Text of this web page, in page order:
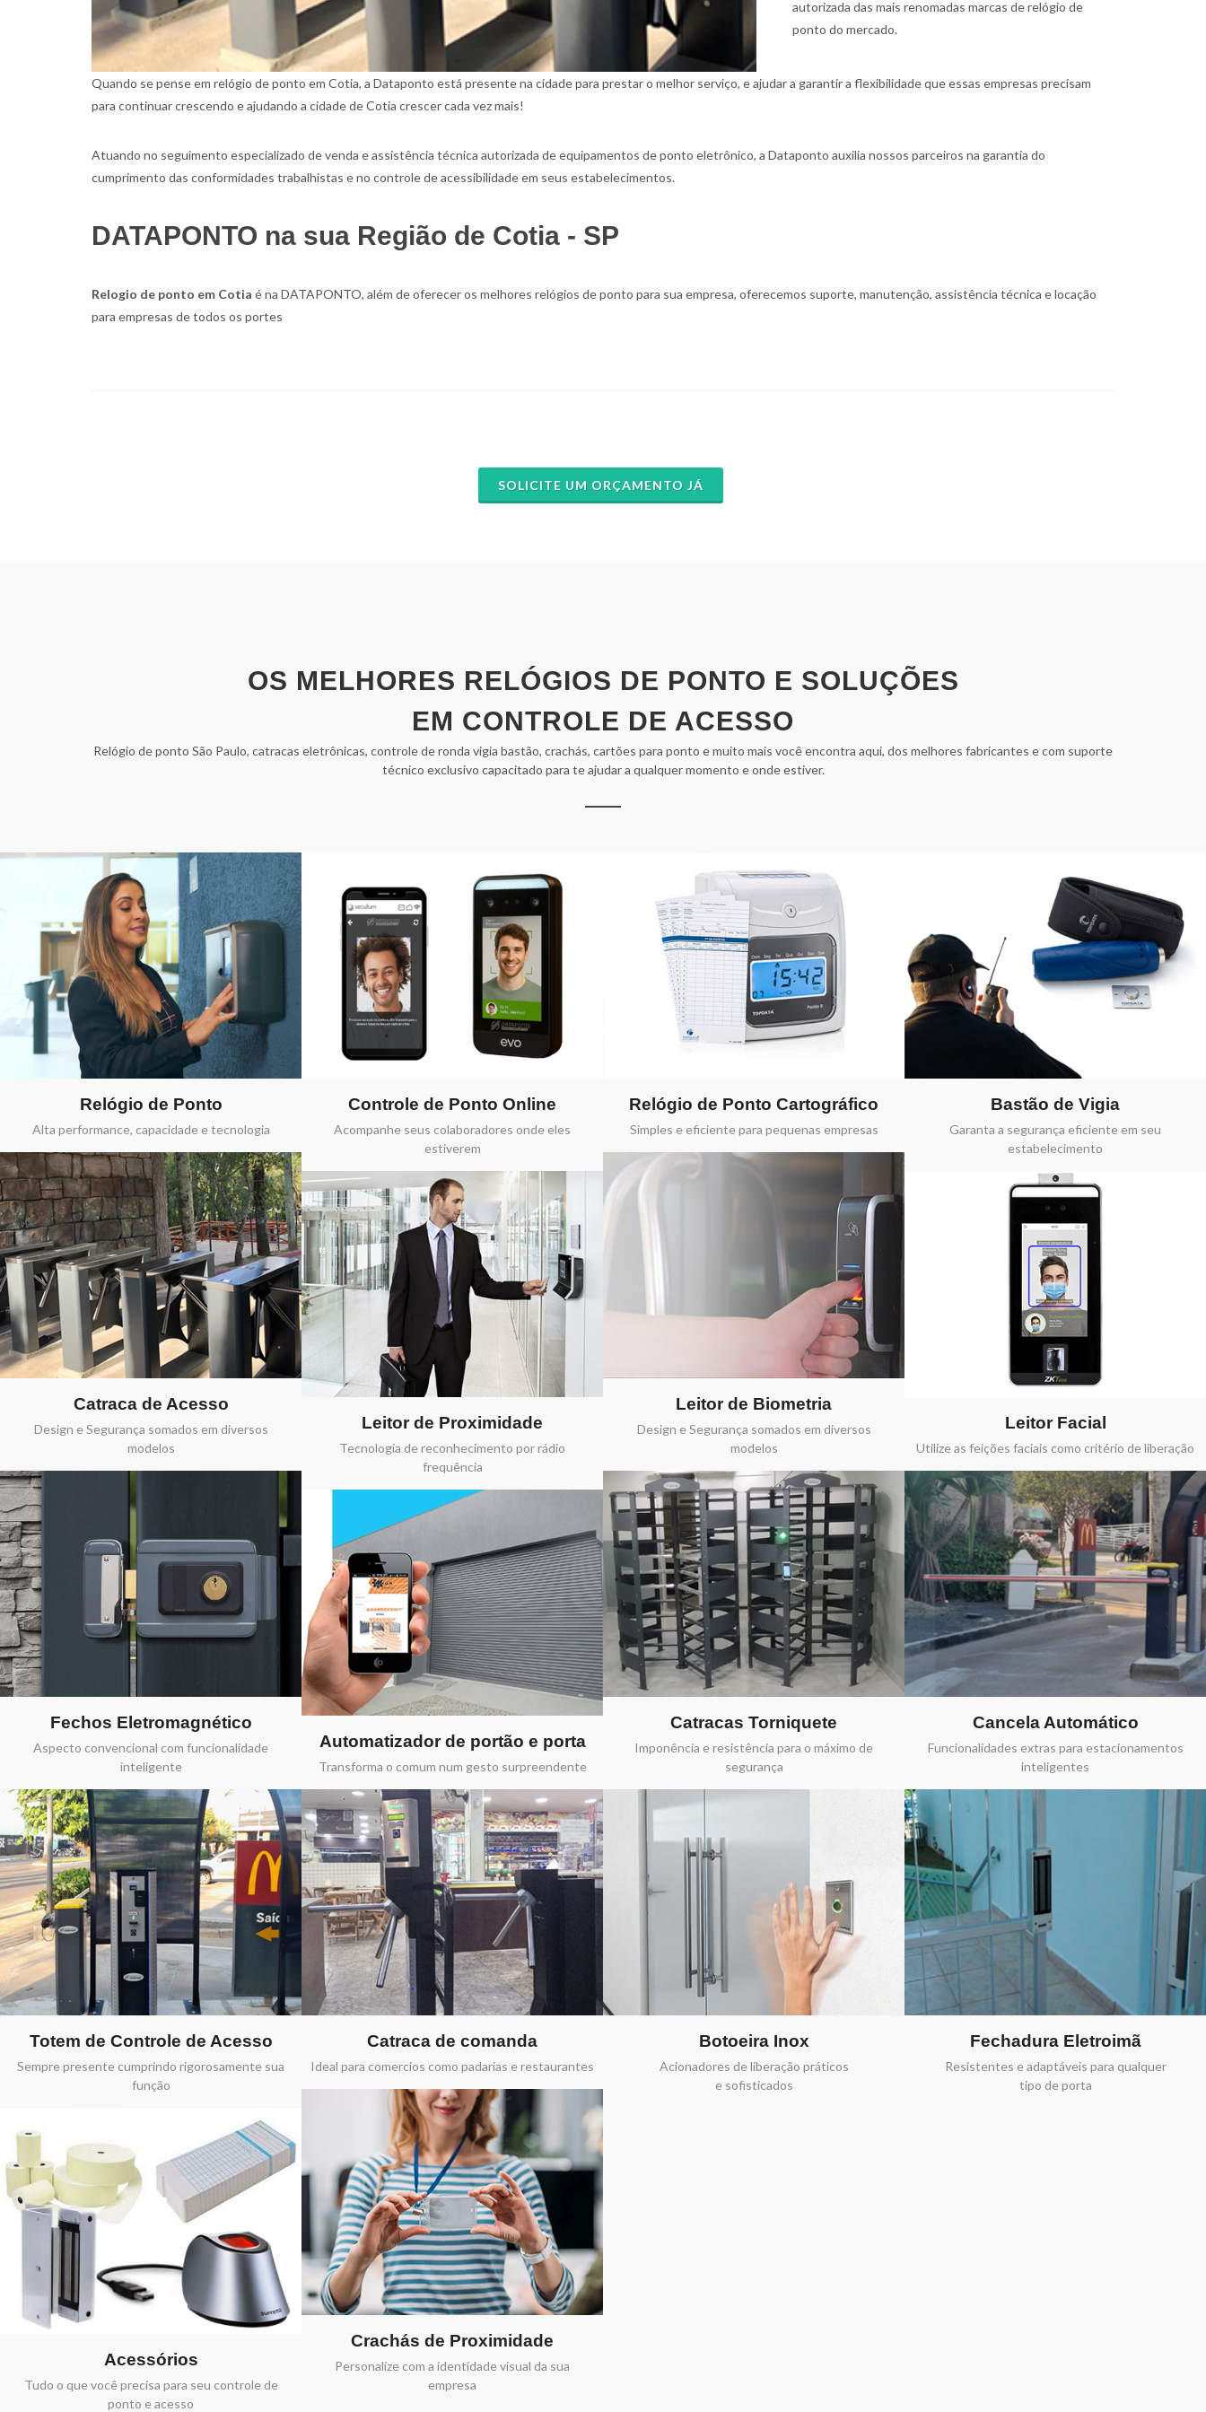
autorizada das mais renomadas marcas de relógio de
ponto do mercado.
Quando se pense em relógio de ponto em Cotia, a Dataponto está presente na cidade para prestar o melhor serviço, e ajudar a garantir a flexibilidade que essas empresas precisam
para continuar crescendo e ajudando a cidade de Cotia crescer cada vez mais!
Atuando no seguimento especializado de venda e assistência técnica autorizada de equipamentos de ponto eletrônico, a Dataponto auxilia nossos parceiros na garantia do
cumprimento das conformidades trabalhistas e no controle de acessibilidade em seus estabelecimentos.
DATAPONTO na sua Região de Cotia - SP
Relogio de ponto em Cotia é na DATAPONTO, além de oferecer os melhores relógios de ponto para sua empresa, oferecemos suporte, manutenção, assistência técnica e locação
para empresas de todos os portes
SOLICITE UM ORÇAMENTO JÁ
OS MELHORES RELÓGIOS DE PONTO E SOLUÇÕES
EM CONTROLE DE ACESSO
Relógio de ponto São Paulo, catracas eletrônicas, controle de ronda vigia bastão, crachás, cartões para ponto e muito mais você encontra aqui, dos melhores fabricantes e com suporte
técnico exclusivo capacitado para te ajudar a qualquer momento e onde estiver.
Relógio de Ponto
Alta performance, capacidade e tecnologia
Controle de Ponto Online
Acompanhe seus colaboradores onde eles
estiverem
Relógio de Ponto Cartográfico
Simples e eficiente para pequenas empresas
Bastão de Vigia
Garanta a segurança eficiente em seu
estabelecimento
Catraca de Acesso
Design e Segurança somados em diversos
modelos
Leitor de Biometria
Design e Segurança somados em diversos
modelos
Leitor de Proximidade
Tecnologia de reconhecimento por rádio
frequência
Leitor Facial
Utilize as feições faciais como critério de liberação
Fechos Eletromagnético
Aspecto convencional com funcionalidade
inteligente
Catracas Torniquete
Imponência e resistência para o máximo de
segurança
Cancela Automático
Funcionalidades extras para estacionamentos
inteligentes
Automatizador de portão e porta
Transforma o comum num gesto surpreendente
Totem de Controle de Acesso
Sempre presente cumprindo rigorosamente sua
função
Catraca de comanda
Ideal para comercios como padarias e restaurantes
Botoeira Inox
Acionadores de liberação práticos
e sofisticados
Fechadura Eletroimã
Resistentes e adaptáveis para qualquer
tipo de porta
Crachás de Proximidade
Personalize com a identidade visual da sua
empresa
Acessórios
Tudo o que você precisa para seu controle de
ponto e acesso